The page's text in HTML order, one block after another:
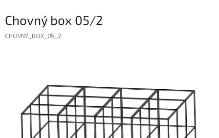
Chovný box 05/2
CHOVNY_BOX_05_2